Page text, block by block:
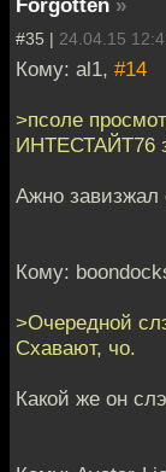
#35 | 24.04.15
Кому: al1, #14
>псоле
ИНТЕСТАЙТ76
Ажно завизжал
Кому:
>Очередной
Схавают, чо.
Какой же он